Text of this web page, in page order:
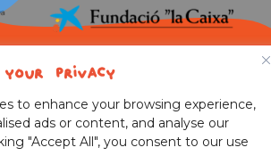
your privacy
to enhance your browsing experience,
ads or content, and analyse our
"Accept All", you consent to our use